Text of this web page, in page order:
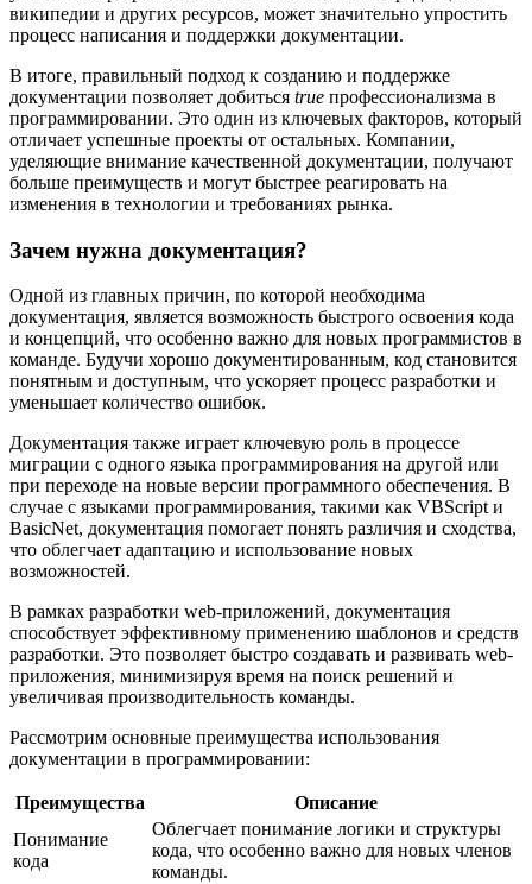
википедии и других ресурсов, может значительно упростить
процесс написания и поддержки документации.
В итоге, правильный подход к созданию и поддержке
документации позволяет добиться true профессионализма в
программировании. Это один из ключевых факторов, который
отличает успешные проекты от остальных. Компании,
уделяющие внимание качественной документации, получают
больше преимуществ и могут быстрее реагировать на
изменения в технологии и требованиях рынка.
Зачем нужна документация?
Одной из главных причин, по которой необходима
документация, является возможность быстрого освоения кода
и концепций, что особенно важно для новых программистов в
команде. Будучи хорошо документированным, код становится
понятным и доступным, что ускоряет процесс разработки и
уменьшает количество ошибок.
Документация также играет ключевую роль в процессе
миграции с одного языка программирования на другой или
при переходе на новые версии программного обеспечения. В
случае с языками программирования, такими как VBScript и
BasicNet, документация помогает понять различия и сходства,
что облегчает адаптацию и использование новых
возможностей.
В рамках разработки web-приложений, документация
способствует эффективному применению шаблонов и средств
разработки. Это позволяет быстро создавать и развивать web-
приложения, минимизируя время на поиск решений и
увеличивая производительность команды.
Рассмотрим основные преимущества использования
документации в программировании:
Преимущества
Описание
Понимание
кода
Облегчает понимание логики и структуры
кода, что особенно важно для новых членов
команды.